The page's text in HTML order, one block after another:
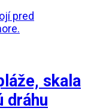
skala
dráhu